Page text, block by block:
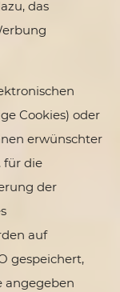
das
Cookies) oder
erwünschter
für die
der
auf
gespeichert,
angegeben